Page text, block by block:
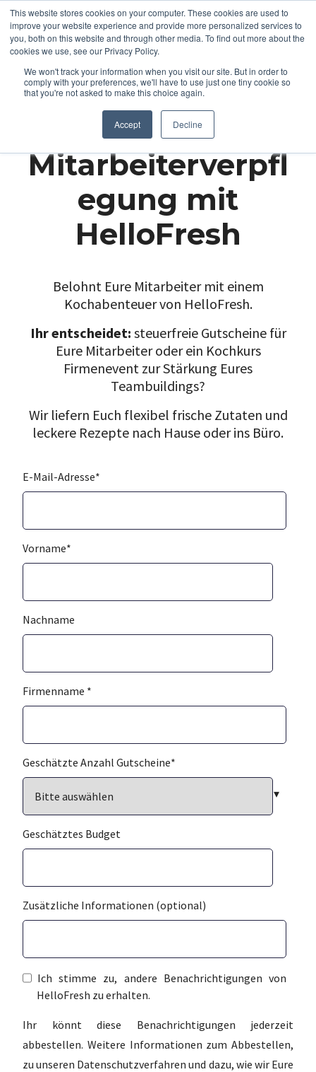
This website stores cookies on your computer. These cookies are used to
improve your website experience and provide more personalized services to
you, both on this website and through other media. To find out more about the
cookies we use, see our Privacy Policy.
We won't track your information when you visit our site. But in order to
comply with your preferences, we'll have to use just one tiny cookie so
that you're not asked to make this choice again.
Accept Decline
Mitarbeiterverpfl
egung mit
HelloFresh
Belohnt Eure Mitarbeiter mit einem
Kochabenteuer von HelloFresh.
Ihr entscheidet: steuerfreie Gutscheine für
Eure Mitarbeiter oder ein Kochkurs
Firmenevent zur Stärkung Eures
Teambuildings?
Wir liefern Euch flexibel frische Zutaten und
leckere Rezepte nach Hause oder ins Büro.
E-Mail-Adresse*
Vorname*
Nachname
Firmenname *
Geschätzte Anzahl Gutscheine*
Geschätztes Budget
Zusätzliche Informationen (optional)
Ich stimme zu, andere Benachrichtigungen von
HelloFresh zu erhalten.
Ihr könnt diese Benachrichtigungen jederzeit
abbestellen. Weitere Informationen zum Abbestellen,
zu unseren Datenschutzverfahren und dazu, wie wir Eure